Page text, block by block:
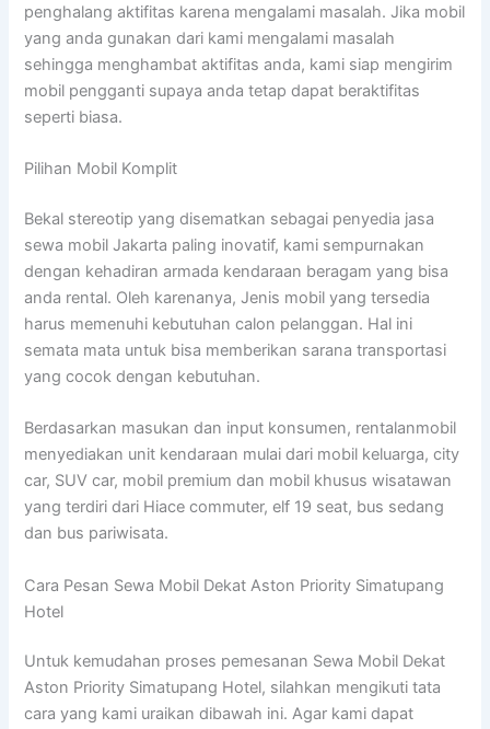
penghalang aktifitas karena mengalami masalah. Jika mobil
yang anda gunakan dari kami mengalami masalah
sehingga menghambat aktifitas anda, kami siap mengirim
mobil pengganti supaya anda tetap dapat beraktifitas
seperti biasa.
Pilihan Mobil Komplit
Bekal stereotip yang disematkan sebagai penyedia jasa
sewa mobil Jakarta paling inovatif, kami sempurnakan
dengan kehadiran armada kendaraan beragam yang bisa
anda rental. Oleh karenanya, Jenis mobil yang tersedia
harus memenuhi kebutuhan calon pelanggan. Hal ini
semata mata untuk bisa memberikan sarana transportasi
yang cocok dengan kebutuhan.
Berdasarkan masukan dan input konsumen, rentalanmobil
menyediakan unit kendaraan mulai dari mobil keluarga, city
car, SUV car, mobil premium dan mobil khusus wisatawan
yang terdiri dari Hiace commuter, elf 19 seat, bus sedang
dan bus pariwisata.
Cara Pesan Sewa Mobil Dekat Aston Priority Simatupang
Hotel
Untuk kemudahan proses pemesanan Sewa Mobil Dekat
Aston Priority Simatupang Hotel, silahkan mengikuti tata
cara yang kami uraikan dibawah ini. Agar kami dapat